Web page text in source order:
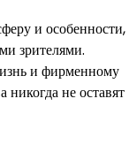
и особенности,
зрителями.
и фирменному
не оставят